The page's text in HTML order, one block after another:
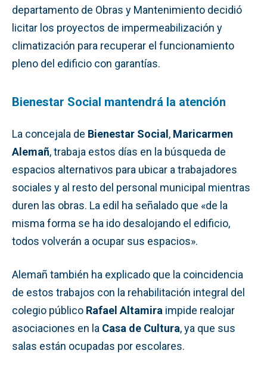
departamento de Obras y Mantenimiento decidió
licitar los proyectos de impermeabilización y
climatización para recuperar el funcionamiento
pleno del edificio con garantías.
Bienestar Social mantendrá la atención
La concejala de Bienestar Social, Maricarmen
Alemañ, trabaja estos días en la búsqueda de
espacios alternativos para ubicar a trabajadores
sociales y al resto del personal municipal mientras
duren las obras. La edil ha señalado que «de la
misma forma se ha ido desalojando el edificio,
todos volverán a ocupar sus espacios».
Alemañ también ha explicado que la coincidencia
de estos trabajos con la rehabilitación integral del
colegio público Rafael Altamira impide realojar
asociaciones en la Casa de Cultura, ya que sus
salas están ocupadas por escolares.